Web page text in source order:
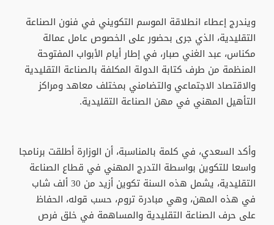
ويندرج إعطاء انطلاقة الموسم التكويني في فنون الصناعة
التقليدية، الذي جرى بحضور على الخصوص عامل عمالة
مكناس، عبد الغني صبار، في إطار أيام الأبواب المفتوحة
المنظمة من طرف كتابة الدولة المكلفة بالصناعة التقليدية
والاقتصاد الاجتماعي والتضامني بمختلف معاهد ومراكز
التأهيل المهني في مهن الصناعة التقليدية.
وأكد السعدي، في كلمة بالمناسبة، أن الوزارة أطلقت برنامجا
واسعا للتكوين بواسطة التدرج المهني في قطاع الصناعة
التقليدية، يشمل هذه السنة تكوين أزيد من 30 ألف شاب
في هذه المهن، وهي مبادرة تروم، حسب قوله، الحفاظ
على حرف الصناعة التقليدية والمساهمة في خلق فرص